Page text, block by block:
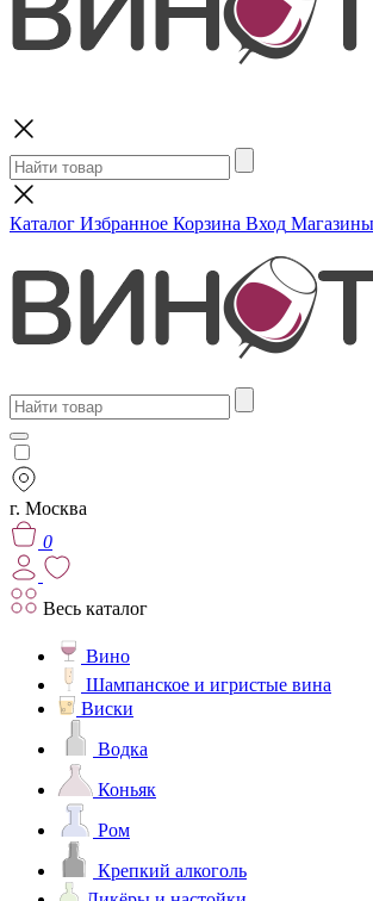
Каталог Избранное Корзина Вход Магазины
г. Москва
0
Весь каталог
Вино
Шампанское и игристые вина
Виски
Водка
Коньяк
Ром
Крепкий алкоголь